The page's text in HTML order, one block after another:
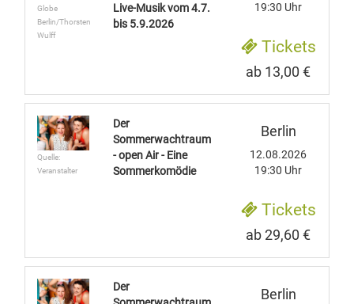
Globe
Berlin/Thorsten
Wulff
Live-Musik vom 4.7.
bis 5.9.2026
19:30 Uhr
Tickets
ab 13,00 €
Quelle:
Veranstalter
Der
Sommerwachtraum
- open Air - Eine
Sommerkomödie
Berlin
12.08.2026
19:30 Uhr
Tickets
ab 29,60 €
Der
Berlin